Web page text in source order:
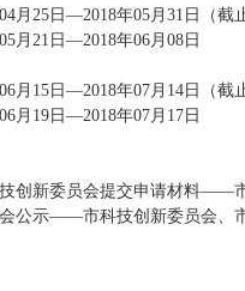
月25日—2018年05月31日（截
月21日—2018年06月08日
月15日—2018年07月14日（截
月19日—2018年07月17日
创新委员会提交申请材料——
公示——市科技创新委员会、